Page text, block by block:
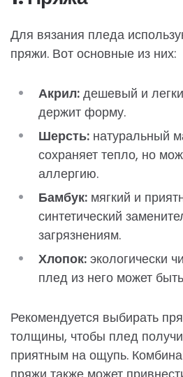
Для вязания пледа
пряжи. Вот основные из них:
Акрил: дешевый и
держит форму.
Шерсть: натуральный
сохраняет тепло, но
аллергию.
Бамбук: мягкий и
синтетический
загрязнениям.
Хлопок: экологически
плед из него может
Рекомендуется выбирать
толщины, чтобы плед
приятным на ощупь.